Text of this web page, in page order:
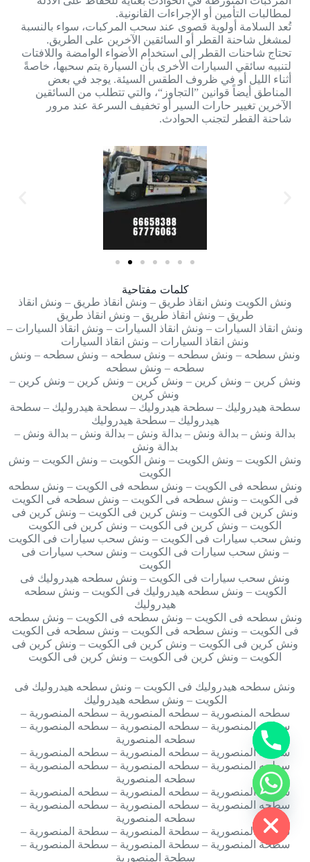
لمطالبات التأمين أو الإجراءات القانونية.
تُعد السلامة أولوية قصوى عند سحب المركبات، سواء بالنسبة
لمشغل شاحنة القطر أو السائقين الآخرين على الطريق.
تحتاج شاحنات القطر إلى استخدام الأضواء الوامضة واللافتات
لتنبيه سائقي السيارات الأخرى بأن السيارة يتم سحبها، خاصةً
أثناء الليل أو في ظروف الطقس السيئة. يوجد في بعض
المناطق أيضاً قوانين ”التجاوز“، والتي تتطلب من السائقين
الآخرين تغيير حارات السير أو تخفيف السرعة عند مرور
شاحنة القطر لتجنب الحوادث.
كلمات مفتاحية
ونش الكويت ونش انقاذ طريق – ونش انقاذ طريق – ونش انقاذ
طريق – ونش انقاذ طريق – ونش انقاذ طريق
ونش انقاذ السيارات – ونش انقاذ السيارات – ونش انقاذ السيارات –
ونش انقاذ السيارات – ونش انقاذ السيارات
ونش سطحه – ونش سطحه – ونش سطحه – ونش سطحه – ونش
سطحه – ونش سطحه
ونش كرين – ونش كرين – ونش كرين – ونش كرين – ونش كرين –
ونش كرين
سطحة هيدروليك – سطحة هيدروليك – سطحة هيدروليك – سطحة
هيدروليك – سطحة هيدروليك
بدالة ونش – بدالة ونش – بدالة ونش – بدالة ونش – بدالة ونش –
بدالة ونش
ونش الكويت – ونش الكويت – ونش الكويت – ونش الكويت – ونش
الكويت
ونش سطحه فى الكويت – ونش سطحه فى الكويت – ونش سطحه
فى الكويت – ونش سطحه فى الكويت – ونش سطحه فى الكويت
ونش كرين فى الكويت – ونش كرين فى الكويت – ونش كرين فى
الكويت – ونش كرين فى الكويت – ونش كرين فى الكويت
ونش سحب سيارات فى الكويت – ونش سحب سيارات فى الكويت
– ونش سحب سيارات فى الكويت – ونش سحب سيارات فى
الكويت
ونش سحب سيارات فى الكويت – ونش سطحه هيدروليك فى
الكويت – ونش سطحه هيدروليك فى الكويت – ونش سطحه
هيدروليك
ونش سطحه فى الكويت – ونش سطحه فى الكويت – ونش سطحه
فى الكويت – ونش سطحه فى الكويت – ونش سطحه فى الكويت
ونش كرين فى الكويت – ونش كرين فى الكويت – ونش كرين فى
الكويت – ونش كرين فى الكويت – ونش كرين فى الكويت
ونش سطحه هيدروليك فى الكويت – ونش سطحه هيدروليك فى
الكويت – ونش سطحه هيدروليك
سطحه المنصورية – سطحه المنصورية – سطحه المنصورية –
سطحه المنصورية – سطحه المنصورية – سطحه المنصورية –
سطحه المنصورية
سطحه المنصورية – سطحه المنصورية – سطحه المنصورية –
سطحه المنصورية – سطحه المنصورية – سطحه المنصورية –
سطحه المنصورية
سطحه المنصورية – سطحه المنصورية – سطحه المنصورية –
سطحه المنصورية – سطحه المنصورية – سطحه المنصورية –
سطحه المنصورية
سطحة المنصورية – سطحة المنصورية – سطحة المنصورية –
سطحة المنصورية – سطحة المنصورية – سطحة المنصورية –
سطحة المنصورية
H
i
d
e
c
a
t
y